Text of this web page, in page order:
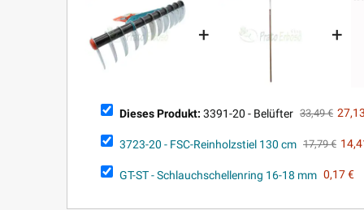
+ +
Dieses Produkt: 3391-20 - Belüfter 33,49 €
3723-20 - FSC-Reinholzstiel 130 cm 17,79 €
GT-ST - Schlauchschellenring 16-18 mm 0,17 €